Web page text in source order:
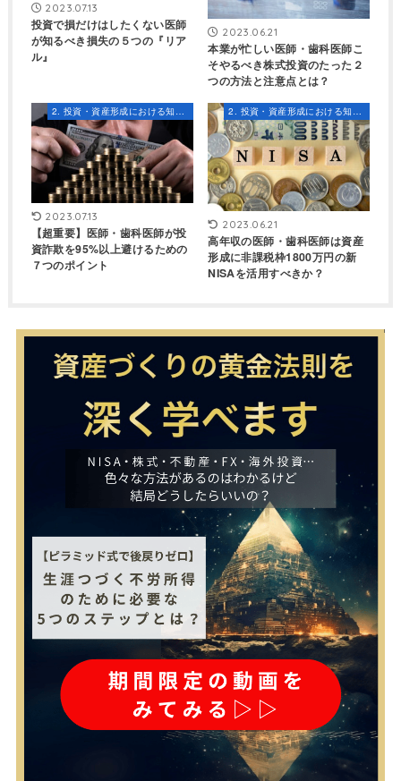
2023.07.13
投資で損だけはしたくない医師
が知るべき損失の５つの『リア
ル』
2023.06.21
本業が忙しい医師・歯科医師こ
そやるべき株式投資のたった２
つの方法と注意点とは？
2. 投資・資産形成における知識とスキル
2023.07.13
【超重要】医師・歯科医師が投
資詐欺を95%以上避けるための
７つのポイント
2. 投資・資産形成における知識とスキル
2023.06.21
高年収の医師・歯科医師は資産
形成に非課税枠1800万円の新
NISAを活用すべきか？